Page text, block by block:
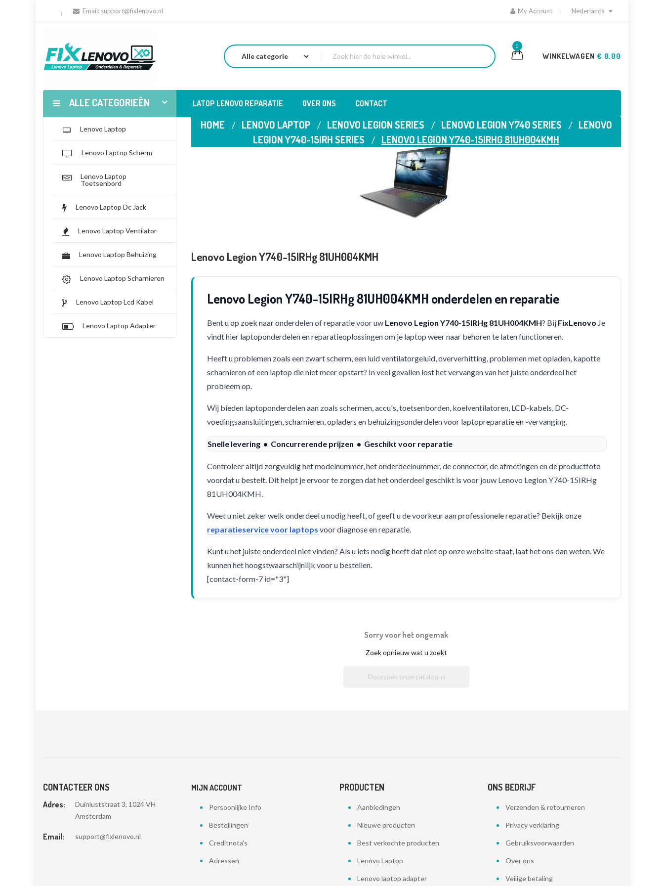
Email: support@fixlenovo.nl My Account Nederlands
0
WINKELWAGEN € 0,00
ALLE CATEGORIEËN LATOP LENOVO REPARATIE OVER ONS CONTACT
Lenovo Laptop
Lenovo Laptop Scherm
Lenovo Laptop
Toetsenbord
Lenovo Laptop Dc Jack
Lenovo Laptop Ventilator
Lenovo Laptop Behuizing
Lenovo Laptop Scharnieren
Lenovo Laptop Lcd Kabel
Lenovo Laptop Adapter
HOME LENOVO LAPTOP LENOVO LEGION SERIES LENOVO LEGION Y740 SERIES
LENOVO
LEGION Y740-15IRH SERIES
LENOVO LEGION Y740-15IRHG 81UH004KMH
Lenovo Legion Y740-15IRHg 81UH004KMH
Lenovo Legion Y740-15IRHg 81UH004KMH onderdelen en reparatie
Bent u op zoek naar onderdelen of reparatie voor uw Lenovo Legion Y740-15IRHg 81UH004KMH? Bij FixLenovo Je
vindt hier laptoponderdelen en reparatieoplossingen om je laptop weer naar behoren te laten functioneren.
Heeft u problemen zoals een zwart scherm, een luid ventilatorgeluid, oververhitting, problemen met opladen, kapotte
scharnieren of een laptop die niet meer opstart? In veel gevallen lost het vervangen van het juiste onderdeel het
probleem op.
Wij bieden laptoponderdelen aan zoals schermen, accu's, toetsenborden, koelventilatoren, LCD-kabels, DC-
voedingsaansluitingen, scharnieren, opladers en behuizingsonderdelen voor laptopreparatie en -vervanging.
Snelle levering • Concurrerende prijzen • Geschikt voor reparatie
Controleer altijd zorgvuldig het modelnummer, het onderdeelnummer, de connector, de afmetingen en de productfoto
voordat u bestelt. Dit helpt je ervoor te zorgen dat het onderdeel geschikt is voor jouw Lenovo Legion Y740-15IRHg
81UH004KMH.
Weet u niet zeker welk onderdeel u nodig heeft, of geeft u de voorkeur aan professionele reparatie? Bekijk onze
reparatieservice voor laptops voor diagnose en reparatie.
Kunt u het juiste onderdeel niet vinden? Als u iets nodig heeft dat niet op onze website staat, laat het ons dan weten. We
kunnen het hoogstwaarschijnlijk voor u bestellen.
[contact-form-7 id="3"]
Sorry voor het ongemak
Zoek opnieuw wat u zoekt
CONTACTEER ONS
Adres:
Duinluststraat 3, 1024 VH
Amsterdam
Email: support@fixlenovo.nl
MIJN ACCOUNT
Persoonlijke Info
Bestellingen
Creditnota's
Adressen
PRODUCTEN
Aanbiedingen
Nieuwe producten
Best verkochte producten
Lenovo Laptop
Lenovo laptop adapter
ONS BEDRIJF
Verzenden & retourneren
Privacy verklaring
Gebruiksvoorwaarden
Over ons
Veilige betaling